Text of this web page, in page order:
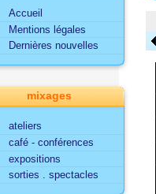
Accueil
Mentions légales
Dernières nouvelles
mixages
ateliers
café - conférences
expositions
sorties . spectacles